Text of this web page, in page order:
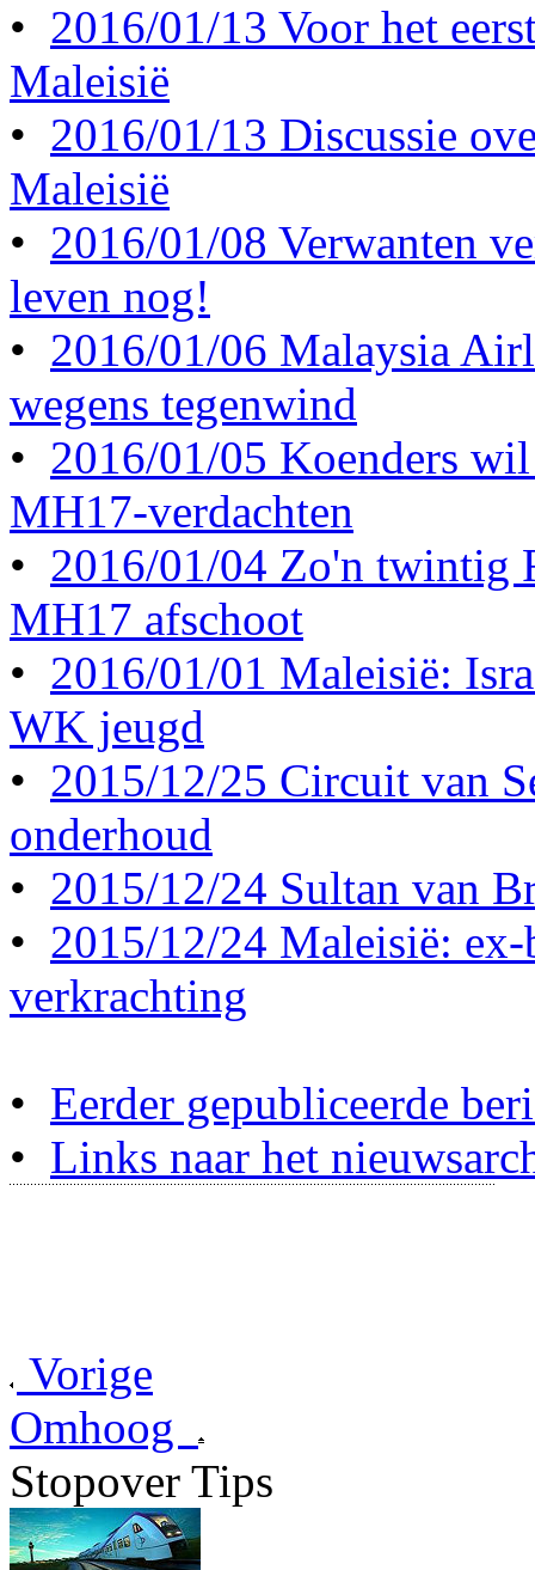
• 2016/01/13 Voor het
Maleisië
• 2016/01/13 Discussie
Maleisië
• 2016/01/08 Verwanten
leven nog!
• 2016/01/06 Malaysia
wegens tegenwind
• 2016/01/05 Koenders
MH17-verdachten
• 2016/01/04 Zo'n twintig
MH17 afschoot
• 2016/01/01 Maleisië:
WK jeugd
• 2015/12/25 Circuit van
onderhoud
• 2015/12/24 Sultan van
• 2015/12/24 Maleisië:
verkrachting
• Eerder gepubliceerde
• Links naar het
Vorige
Omhoog
Stopover Tips